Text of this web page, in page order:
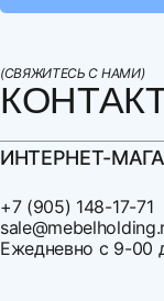
Доставка
Дни отгрузки по
Доставка в Санкт-
пятницу и
обращайтесь к
Доставка по
осуществляется
(СВЯЖИТЕСЬ С НАМИ)
ИНТЕРНЕТ-
+7 (905) 148-17-71
Ежедневно с 9-00